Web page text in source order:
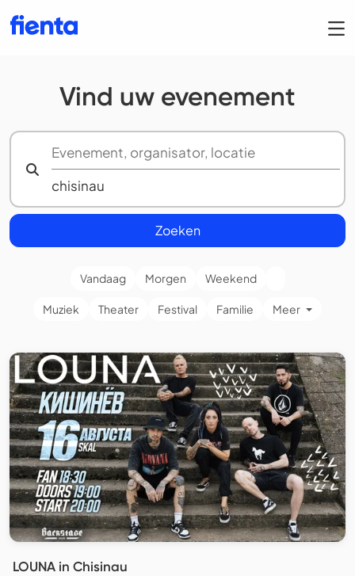
Vind uw evenement
Zoeken
Vandaag Morgen Weekend
Muziek Theater Festival Familie Meer
LOUNA in Chisinau